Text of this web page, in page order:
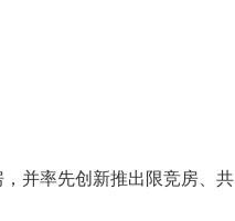
并率先创新推出限竞房、共